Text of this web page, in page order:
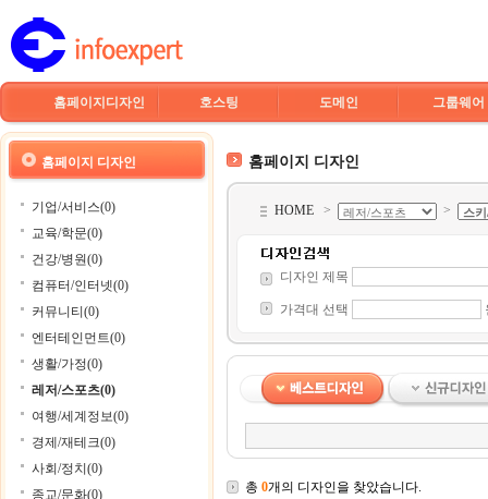
홈페이지디자인 호스팅 도메인 그룹웨어
홈페이지 디자인
기업/서비스(0)
교육/학문(0)
건강/병원(0)
컴퓨터/인터넷(0)
커뮤니티(0)
엔터테인먼트(0)
생활/가정(0)
레저/스포츠(0)
여행/세계정보(0)
경제/재테크(0)
사회/정치(0)
종교/문화(0)
홈페이지 디자인
HOME > >
디자인 제목
가격대 선택
총 0개의 디자인을 찾았습니다.